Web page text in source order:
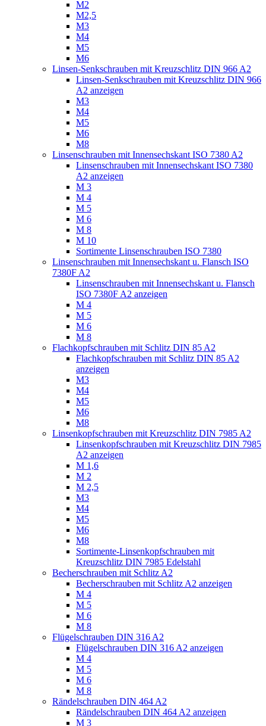
M2
M2,5
M3
M4
M5
M6
Linsen-Senkschrauben mit Kreuzschlitz DIN 966 A2
Linsen-Senkschrauben mit Kreuzschlitz DIN 966
A2 anzeigen
M3
M4
M5
M6
M8
Linsenschrauben mit Innensechskant ISO 7380 A2
Linsenschrauben mit Innensechskant ISO 7380
A2 anzeigen
M 3
M 4
M 5
M 6
M 8
M 10
Sortimente Linsenschrauben ISO 7380
Linsenschrauben mit Innensechskant u. Flansch ISO
7380F A2
Linsenschrauben mit Innensechskant u. Flansch
ISO 7380F A2 anzeigen
M 4
M 5
M 6
M 8
Flachkopfschrauben mit Schlitz DIN 85 A2
Flachkopfschrauben mit Schlitz DIN 85 A2
anzeigen
M3
M4
M5
M6
M8
Linsenkopfschrauben mit Kreuzschlitz DIN 7985 A2
Linsenkopfschrauben mit Kreuzschlitz DIN 7985
A2 anzeigen
M 1,6
M 2
M 2,5
M3
M4
M5
M6
M8
Sortimente-Linsenkopfschrauben mit
Kreuzschlitz DIN 7985 Edelstahl
Becherschrauben mit Schlitz A2
Becherschrauben mit Schlitz A2 anzeigen
M 4
M 5
M 6
M 8
Flügelschrauben DIN 316 A2
Flügelschrauben DIN 316 A2 anzeigen
M 4
M 5
M 6
M 8
Rändelschrauben DIN 464 A2
Rändelschrauben DIN 464 A2 anzeigen
M 3